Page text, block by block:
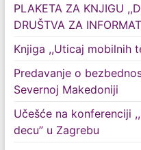
PLAKETA ZA KNJIGU
DRUŠTVA ZA
Knjiga ,,Uticaj mobilnih
Predavanje o
Severnoj Makedoniji
Učešće na konferenciji
decu” u Zagrebu